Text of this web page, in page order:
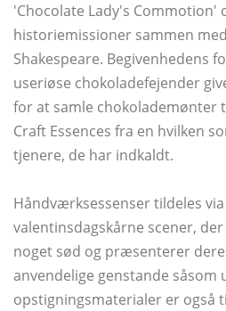
'Chocolate Lady's Commotion'
historiemissioner sammen
Shakespeare. Begivenhedens
useriøse chokoladefejender
for at samle chokolademønter
Craft Essences fra en hvilken
tjenere, de har indkaldt.
Håndværksessenser tildeles
valentinsdagskårne scener,
noget sød og præsenterer
anvendelige genstande
opstigningsmaterialer er også